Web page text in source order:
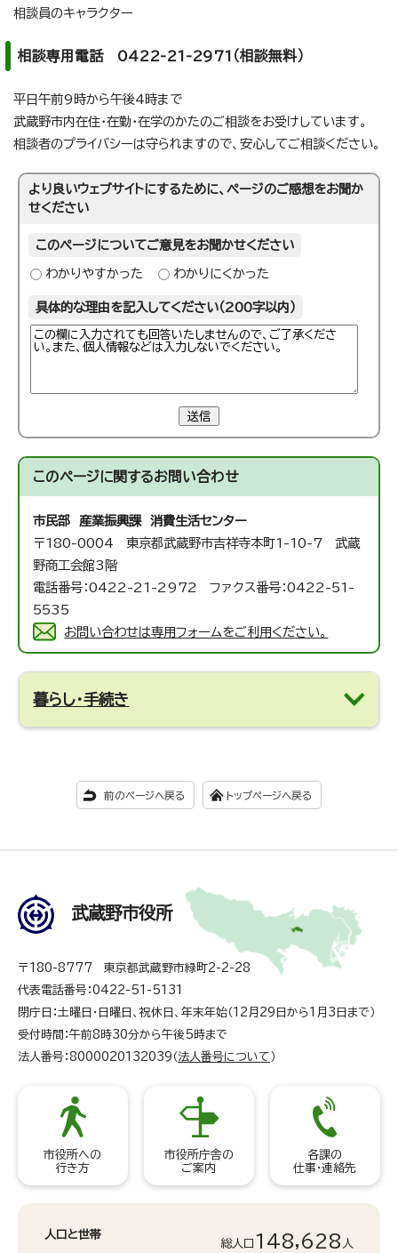
相談員のキャラクター
相談専用電話 0422-21-2971（相談無料）
平日午前9時から午後4時まで
武蔵野市内在住・在勤・在学のかたのご相談をお受けしています。
相談者のプライバシーは守られますので、安心してご相談ください。
より良いウェブサイトにするために、ページのご感想をお聞か
せください
このページについてご意見をお聞かせください
わかりやすかった わかりにくかった
具体的な理由を記入してください（200字以内）
送信
このページに関するお問い合わせ
市民部 産業振興課 消費生活センター
〒180-0004 東京都武蔵野市吉祥寺本町1-10-7 武蔵
野商工会館3階
電話番号：0422-21-2972 ファクス番号：0422-51-
5535
お問い合わせは専用フォームをご利用ください。
暮らし・手続き
前のページへ戻る トップページへ戻る
武蔵野市役所
〒180-8777 東京都武蔵野市緑町2-2-28
代表電話番号：0422-51-5131
閉庁日：土曜日・日曜日、祝休日、年末年始（12月29日から1月3日まで）
受付時間：午前8時30分から午後5時まで
法人番号：8000020132039（ 法人番号について ）
市役所への
行き方
市役所庁舎の
ご案内
各課の
仕事・連絡先
人口と世帯
総人口 148,628 人